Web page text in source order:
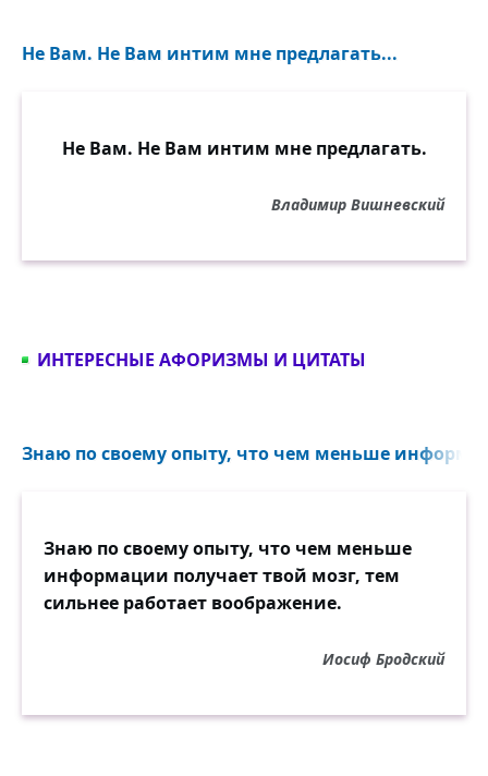
Не Вам. Не Вам интим мне предлагать...
Не Вам. Не Вам интим мне предлагать.
Владимир Вишневский
ИНТЕРЕСНЫЕ АФОРИЗМЫ И ЦИТАТЫ
Знаю по своему опыту, что чем меньше
Знаю по своему опыту, что чем меньше
информации получает твой мозг, тем
сильнее работает воображение.
Иосиф Бродский